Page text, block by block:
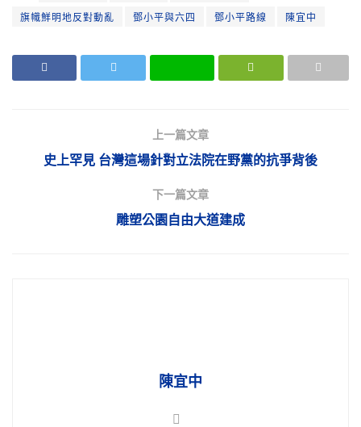
旗幟鮮明地反對動亂 鄧小平與六四 鄧小平路線 陳宜中
上一篇文章
史上罕見 台灣這場針對立法院在野黨的抗爭背後
下一篇文章
雕塑公園自由大道建成
陳宜中